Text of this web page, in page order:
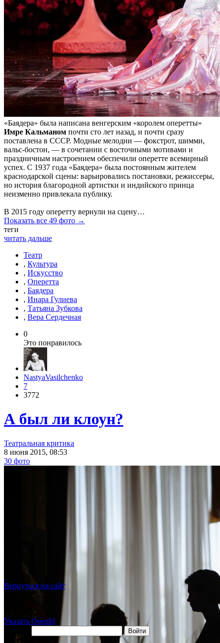
Вернуться на сайт
Указать OpenId
Войти
действуй, бро
«Баядера» была написана венгерским «королем оперетты»
Имре Кальманом почти сто лет назад, и почти сразу
поставлена в СССР. Модные мелодии — фокстрот, шимми,
вальс-бостон, — в сочетании с восточными мотивами и
праздничным настроением обеспечили оперетте всемирный
успех. С 1937 года «Баядера» была постоянным жителем
краснодарской сцены: варьировались постановки, режиссеры,
но история благородной артистки и индийского принца
неизменно привлекала публику.
В 2015 году оперетту вернули на сцену…
Показать все 49 фото →
теги
читать дальше
Театр
, Культура
, Искусство
, Оперетта
, Баядера
, Инара Гулиева
, Татьяна Зубкова
, Вера Сердечная
0
Это понравилось
NastyaVasilchenko
7
3772
А был ли клоун?
Театральная критика
8 июня 2015, 08:53
30 фото